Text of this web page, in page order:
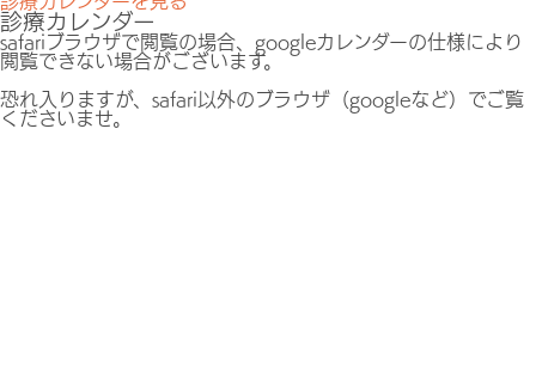
診療カレンダー
safariブラウザで閲覧の場合、googleカレンダーの仕様により
閲覧できない場合がございます。
恐れ入りますが、safari以外のブラウザ（googleなど）でご覧
くださいませ。